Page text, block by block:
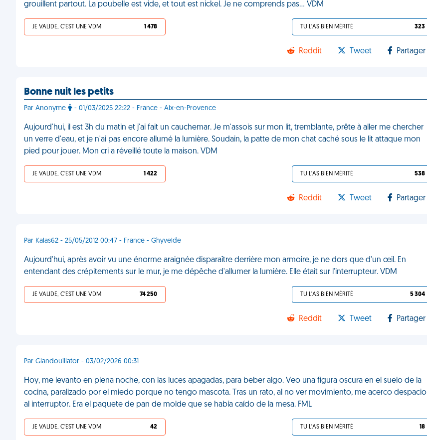
grouillent partout. La poubelle est vide, et tout est nickel. Je ne comprends pas… VDM
JE VALIDE, C'EST UNE VDM 1 478 TU L'AS BIEN MÉRITÉ 323
Reddit Tweet Partager
Bonne nuit les petits
Par Anonyme - 01/03/2025 22:22 - France - Aix-en-Provence
Aujourd'hui, il est 3h du matin et j'ai fait un cauchemar. Je m'assois sur mon lit, tremblante, prête à aller me chercher
un verre d'eau, et je n'ai pas encore allumé la lumière. Soudain, la patte de mon chat caché sous le lit attaque mon
pied pour jouer. Mon cri a réveillé toute la maison. VDM
JE VALIDE, C'EST UNE VDM 1 422 TU L'AS BIEN MÉRITÉ 538
Reddit Tweet Partager
Par Kalas62 - 25/05/2012 00:47 - France - Ghyvelde
Aujourd'hui, après avoir vu une énorme araignée disparaître derrière mon armoire, je ne dors que d'un œil. En
entendant des crépitements sur le mur, je me dépêche d'allumer la lumière. Elle était sur l'interrupteur. VDM
JE VALIDE, C'EST UNE VDM 74 250 TU L'AS BIEN MÉRITÉ 5 304
Reddit Tweet Partager
Par Glandouillator - 03/02/2026 00:31
Hoy, me levanto en plena noche, con las luces apagadas, para beber algo. Veo una figura oscura en el suelo de la
cocina, paralizado por el miedo porque no tengo mascota. Tras un rato, al no ver movimiento, me acerco despacio
al interruptor. Era el paquete de pan de molde que se había caído de la mesa. FML
JE VALIDE, C'EST UNE VDM 42 TU L'AS BIEN MÉRITÉ 18